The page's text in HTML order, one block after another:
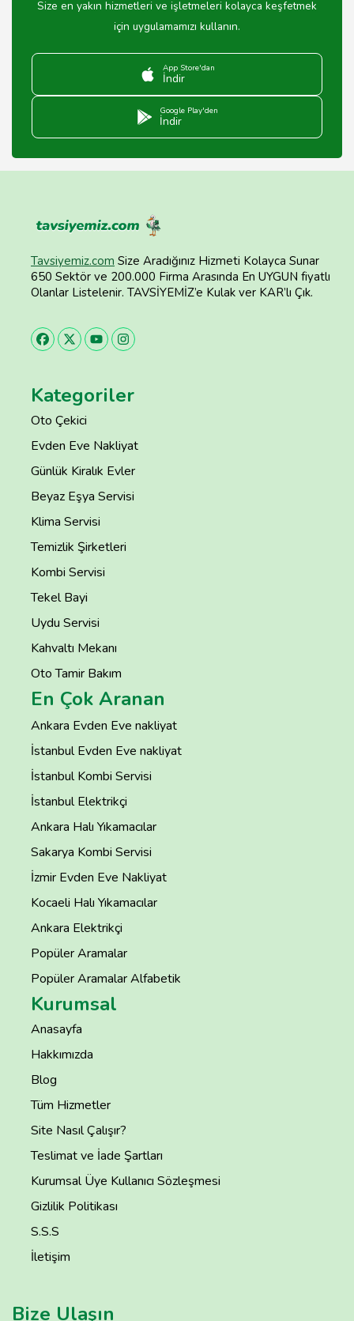
Size en yakın hizmetleri ve işletmeleri kolayca keşfetmek
için uygulamamızı kullanın.
App Store'dan
İndir
Google Play'den
İndir
Tavsiyemiz.com Size Aradığınız Hizmeti Kolayca Sunar
650 Sektör ve 200.000 Firma Arasında En UYGUN fiyatlı
Olanlar Listelenir. TAVSİYEMİZ’e Kulak ver KAR’lı Çık.
Kategoriler
Oto Çekici
Evden Eve Nakliyat
Günlük Kiralık Evler
Beyaz Eşya Servisi
Klima Servisi
Temizlik Şirketleri
Kombi Servisi
Tekel Bayi
Uydu Servisi
Kahvaltı Mekanı
Oto Tamir Bakım
En Çok Aranan
Ankara Evden Eve nakliyat
İstanbul Evden Eve nakliyat
İstanbul Kombi Servisi
İstanbul Elektrikçi
Ankara Halı Yıkamacılar
Sakarya Kombi Servisi
İzmir Evden Eve Nakliyat
Kocaeli Halı Yıkamacılar
Ankara Elektrikçi
Popüler Aramalar
Popüler Aramalar Alfabetik
Kurumsal
Anasayfa
Hakkımızda
Blog
Tüm Hizmetler
Site Nasıl Çalışır?
Teslimat ve İade Şartları
Kurumsal Üye Kullanıcı Sözleşmesi
Gizlilik Politikası
S.S.S
İletişim
Bize Ulaşın